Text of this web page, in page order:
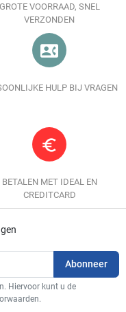
GROTE VOORRAAD, SNEL
VERZONDEN
contact_phone
HULP BIJ VRAGEN
euro_symbol
BETALEN MET IDEAL EN
CREDITCARD
Hiervoor kunt u de